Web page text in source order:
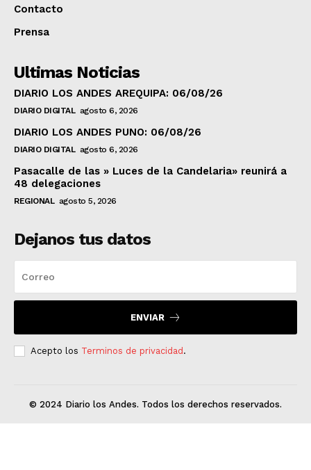
Contacto
Prensa
Ultimas Noticias
DIARIO LOS ANDES AREQUIPA: 06/08/26
DIARIO DIGITAL agosto 6, 2026
DIARIO LOS ANDES PUNO: 06/08/26
DIARIO DIGITAL agosto 6, 2026
Pasacalle de las » Luces de la Candelaria» reunirá a
48 delegaciones
REGIONAL agosto 5, 2026
Dejanos tus datos
ENVIAR
Acepto los Terminos de privacidad .
© 2024 Diario los Andes. Todos los derechos reservados.